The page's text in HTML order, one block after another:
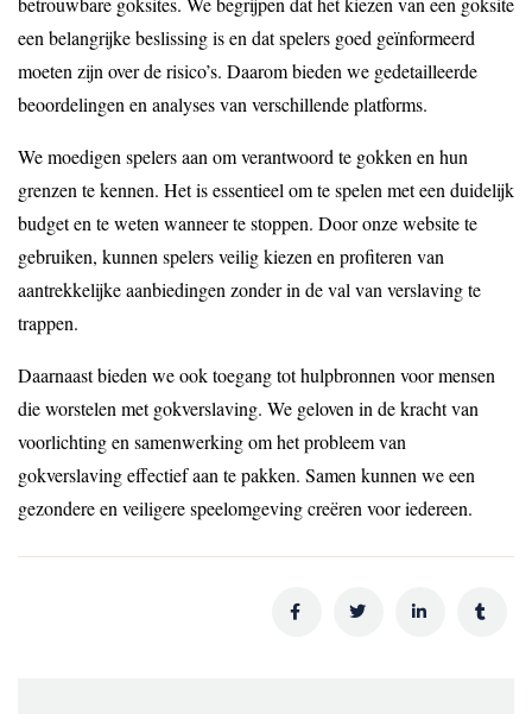
een belangrijke beslissing is en dat spelers goed geïnformeerd
moeten zijn over de risico’s. Daarom bieden we gedetailleerde
beoordelingen en analyses van verschillende platforms.
We moedigen spelers aan om verantwoord te gokken en hun
grenzen te kennen. Het is essentieel om te spelen met een duidelijk
budget en te weten wanneer te stoppen. Door onze website te
gebruiken, kunnen spelers veilig kiezen en profiteren van
aantrekkelijke aanbiedingen zonder in de val van verslaving te
trappen.
Daarnaast bieden we ook toegang tot hulpbronnen voor mensen
die worstelen met gokverslaving. We geloven in de kracht van
voorlichting en samenwerking om het probleem van
gokverslaving effectief aan te pakken. Samen kunnen we een
gezondere en veiligere speelomgeving creëren voor iedereen.